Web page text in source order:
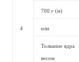
4
700 г (м)
или
Толкание ядра
весом